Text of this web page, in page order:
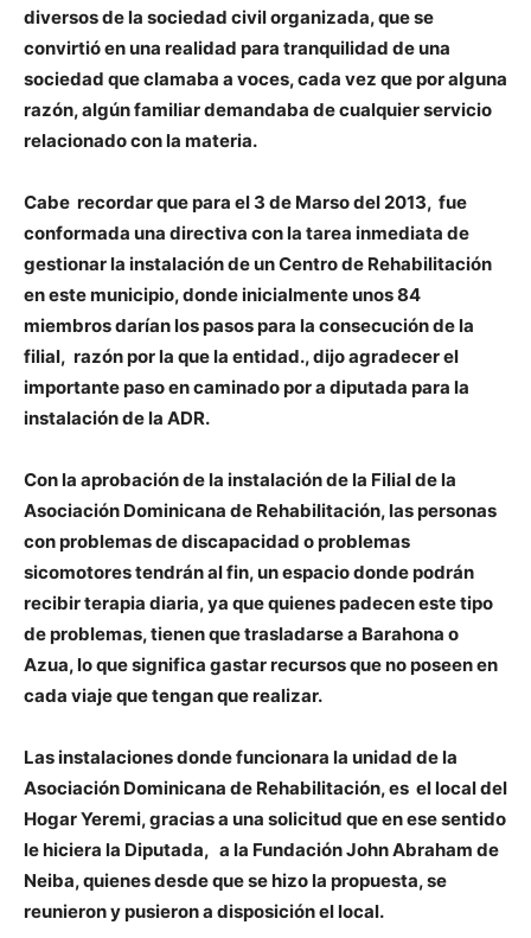
diversos de la sociedad civil organizada, que se
convirtió en una realidad para tranquilidad de una
sociedad que clamaba a voces, cada vez que por alguna
razón, algún familiar demandaba de cualquier servicio
relacionado con la materia.
Cabe recordar que para el 3 de Marso del 2013, fue
conformada una directiva con la tarea inmediata de
gestionar la instalación de un Centro de Rehabilitación
en este municipio, donde inicialmente unos 84
miembros darían los pasos para la consecución de la
filial, razón por la que la entidad., dijo agradecer el
importante paso en caminado por a diputada para la
instalación de la ADR.
Con la aprobación de la instalación de la Filial de la
Asociación Dominicana de Rehabilitación, las personas
con problemas de discapacidad o problemas
sicomotores tendrán al fin, un espacio donde podrán
recibir terapia diaria, ya que quienes padecen este tipo
de problemas, tienen que trasladarse a Barahona o
Azua, lo que significa gastar recursos que no poseen en
cada viaje que tengan que realizar.
Las instalaciones donde funcionara la unidad de la
Asociación Dominicana de Rehabilitación, es el local del
Hogar Yeremi, gracias a una solicitud que en ese sentido
le hiciera la Diputada, a la Fundación John Abraham de
Neiba, quienes desde que se hizo la propuesta, se
reunieron y pusieron a disposición el local.